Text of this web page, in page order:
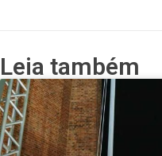
Leia também